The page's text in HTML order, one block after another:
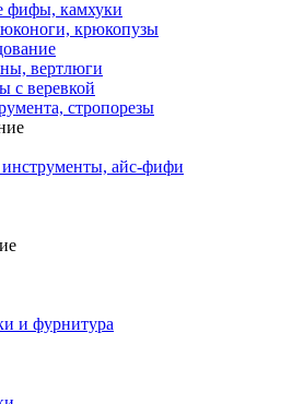
фифы, камхуки
крюкопузы
вертлюги
с веревкой
стропорезы
айс-фифи
и фурнитура